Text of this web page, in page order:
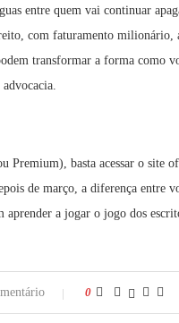
entre quem vai continuar
com faturamento milionário,
transformar a forma como
Premium), basta acessar o
de março, a diferença entre
aprender a jogar o jogo dos
0